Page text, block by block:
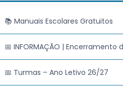
📚 Manuais Escolares Gratuitos
📅 INFORMAÇÃO | Encerramento
📅 Turmas – Ano Letivo 26/27